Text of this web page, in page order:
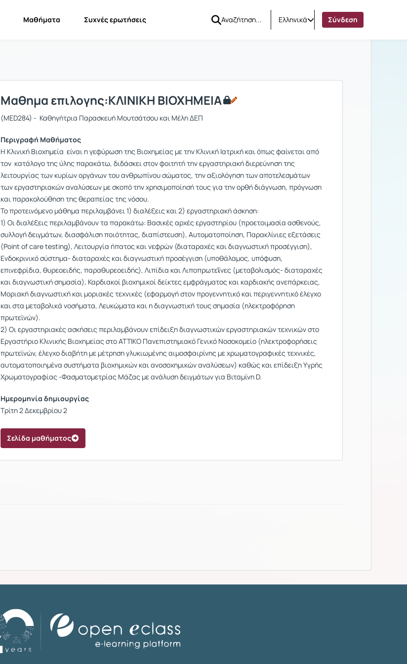
Μαθήματα Συχνές ερωτήσεις Ελληνικά Σύνδεση
Mαθημα επιλογης:ΚΛΙΝΙΚΗ ΒΙΟΧΗΜΕΙΑ
(MED284) - Καθηγήτρια Παρασκευή Μουτσάτσου και Μέλη ΔΕΠ
Περιγραφή Μαθήματος
H Κλινική Βιοχημεία είναι η γεφύρωση της Βιοχημείας με την Κλινική Ιατρική και όπως φαίνεται από
τον κατάλογο της ύλης παρακάτω, διδάσκει στον φοιτητή την εργαστηριακή διερεύνηση της
λειτουργίας των κυρίων οργάνων του ανθρωπίνου σώματος, την αξιολόγηση των αποτελεσμάτων
των εργαστηριακών αναλύσεων με σκοπό την χρησιμοποίησή τους για την ορθή διάγνωση, πρόγνωση
και παρακολούθηση της θεραπείας της νόσου.
Το προτεινόμενο μάθημα περιλαμβάνει 1) διαλέξεις και 2) εργαστηριακή άσκηση:
1) Οι διαλέξεις περιλαμβάνουν τα παρακάτω: Βασικές αρχές εργαστηρίου (προετοιμασία ασθενούς,
συλλογή δειγμάτων, διασφάλιση ποιότητας, διαπίστευση), Αυτοματοποίηση, Παρακλίνιες εξετάσεις
(Point of care testing), Λειτουργία ήπατος και νεφρών (διαταραχές και διαγνωστική προσέγγιση),
Ενδοκρινικό σύστημα- διαταραχές και διαγνωστική προσέγγιση (υποθάλαμος, υπόφυση,
επινεφρίδια, θυρεοειδής, παραθυρεοειδής), Λιπίδια και Λιποπρωτεῒνες (μεταβολισμός- διαταραχές
και διαγνωστική σημασία), Καρδιακοί βιοχημικοί δείκτες εμφράγματος και καρδιακής ανεπάρκειας,
Μοριακή διαγνωστική και μοριακές τεχνικές (εφαρμογή στον προγεννητικό και περιγεννητικό έλεγχο
και στα μεταβολικά νοσήματα, Λευκώματα και η διαγνωστική τους σημασία (ηλεκτροφόρηση
πρωτεϊνών).
2) Οι εργαστηριακές ασκήσεις περιλαμβάνουν επίδειξη διαγνωστικών εργαστηριακών τεχνικών στο
Εργαστήριο Κλινικής Βιοχημείας στο ΑΤΤΙΚΟ Πανεπιστημιακό Γενικό Νοσοκομείο (ηλεκτροφορήσεις
πρωτεϊνών, έλεγχο διαβήτη με μέτρηση γλυκιωμένης αιμοσφαιρίνης με χρωματογραφικές τεχνικές,
αυτοματοποιημένα συστήματα βιοχημικών και ανοσοχημικών αναλύσεων) καθώς και επίδειξη Υγρής
Χρωματογραφίας -Φασματομετρίας Μάζας με ανάλυση δειγμάτων για Βιταμίνη D.
Ημερομηνία δημιουργίας
Τρίτη 2 Δεκεμβρίου 2
Σελίδα μαθήματος